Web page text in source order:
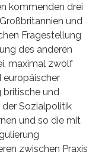
kommenden drei
und
Fragestellung
des anderen
maximal zwölf
europäischer
britische und
Sozialpolitik
und so die mit
zwischen Praxis